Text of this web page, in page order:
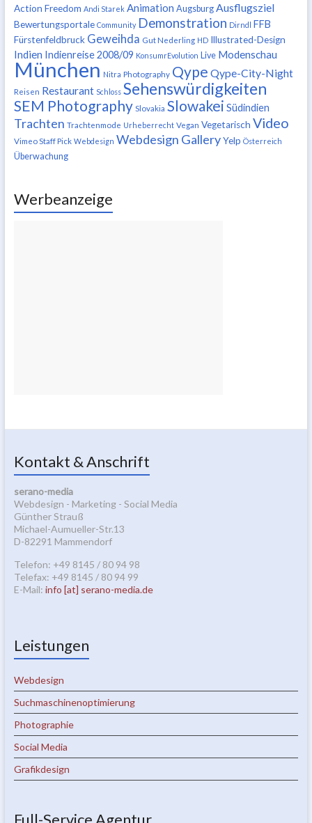
Action Freedom Andi Starek Animation Augsburg Ausflugsziel
Bewertungsportale Community Demonstration Dirndl FFB
Fürstenfeldbruck Geweihda Gut Nederling HD Illustrated-Design
Indien Indienreise 2008/09 KonsumrEvolution Live Modenschau
München Nitra Photography Qype Qype-City-Night
Reisen Restaurant Schloss Sehenswürdigkeiten
SEM Photography Slovakia Slowakei Südindien
Trachten Trachtenmode Urheberrecht Vegan Vegetarisch Video
Vimeo Staff Pick Webdesign Webdesign Gallery Yelp Österreich
Überwachung
Werbeanzeige
Kontakt & Anschrift
serano-media
Webdesign - Marketing - Social Media
Günther Strauß
Michael-Aumueller-Str.13
D-82291 Mammendorf
Telefon: +49 8145 / 80 94 98
Telefax: +49 8145 / 80 94 99
E-Mail: info [at] serano-media.de
Leistungen
Webdesign
Suchmaschinenoptimierung
Photographie
Social Media
Grafikdesign
Full-Service Agentur